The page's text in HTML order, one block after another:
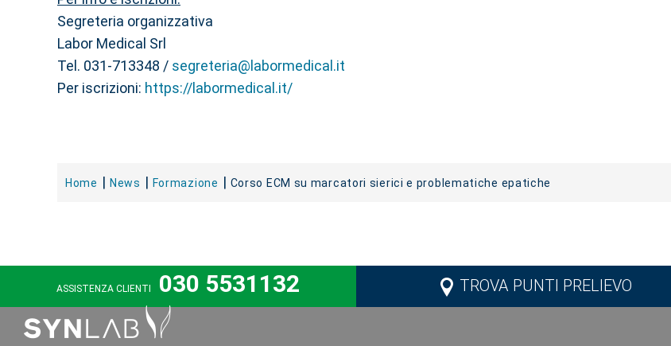
Segreteria organizzativa
Labor Medical Srl
Tel. 031-713348 / segreteria@labormedical.it
Per iscrizioni: https://labormedical.it/
Home News Formazione Corso ECM su marcatori sierici e problematiche epatiche
ASSISTENZA CLIENTI 030 5531132 TROVA PUNTI PRELIEVO